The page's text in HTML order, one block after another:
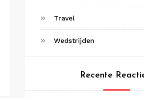
Travel
Wedstrijden
Recente